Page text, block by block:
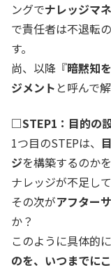
ングでナレッジマ
で責任者は不退転
す。
尚、以降『暗黙知
ジメント と呼んで
□STEP1：目的の
1つ目のSTEPは、
ジを構築するのか
ナレッジが不足し
その次がアフター
か？
このように具体的
のを、いつまでに